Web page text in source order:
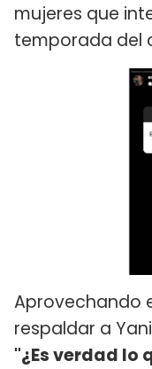
mujeres que
temporada del
Aprovechando
respaldar a
"¿Es verdad lo